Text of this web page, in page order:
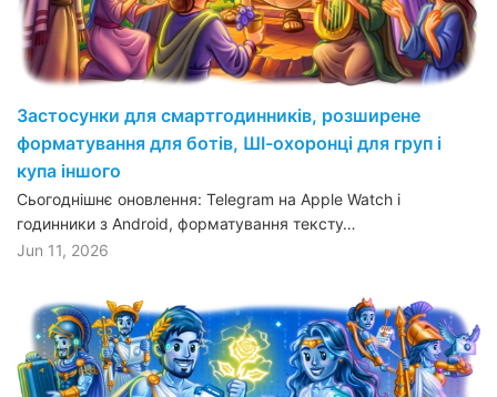
Застосунки для смартгодинників, розширене
форматування для ботів, ШІ-охоронці для груп і
купа іншого
Сьогоднішнє оновлення: Telegram на Apple Watch і
годинники з Android, форматування тексту…
Jun 11, 2026